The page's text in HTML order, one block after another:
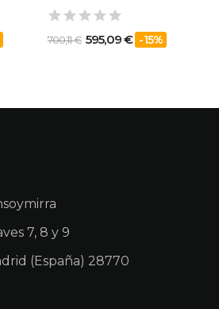
700,11 € 595,09 € -15%
7, 8 y 9
(España) 28770